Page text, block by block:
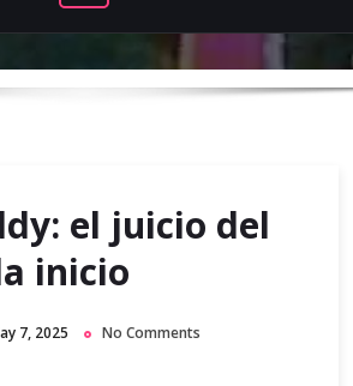
el juicio del
inicio
7, 2025 No Comments